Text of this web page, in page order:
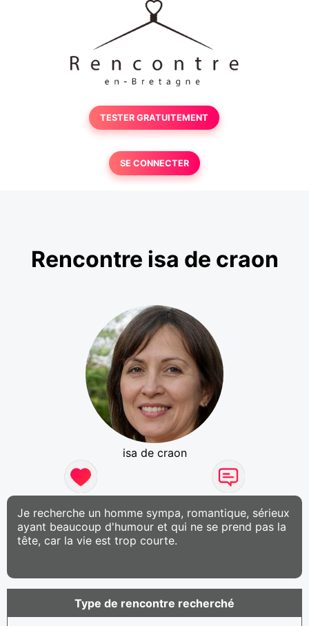
TESTER GRATUITEMENT
SE CONNECTER
Rencontre isa de craon
isa de craon
Je recherche un homme sympa, romantique, sérieux
ayant beaucoup d'humour et qui ne se prend pas la
tête, car la vie est trop courte.
Type de rencontre recherché